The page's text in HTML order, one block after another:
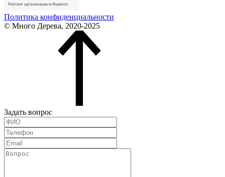
Политика конфиденциальности
© Много Дерева, 2020-2025
Задать вопрос